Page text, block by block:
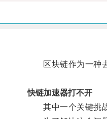
区块链作为一种去
快链加速器打不开
其中一个关键挑战